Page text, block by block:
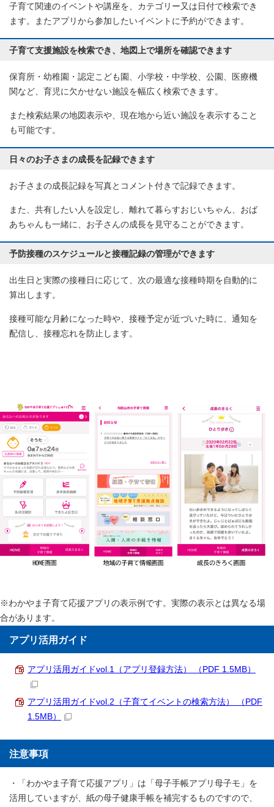
子育て関連のイベントや講座を、カテゴリー又は日付で検索でき
ます。またアプリから参加したいイベントに予約ができます。
子育て支援施設を検索でき、地図上で場所を確認できます
保育所・幼稚園・認定こども園、小学校・中学校、公園、医療機
関など、育児に欠かせない施設を幅広く検索できます。
また検索結果の地図表示や、現在地から近い施設を表示すること
も可能です。
日々のお子さまの成長を記録できます
お子さまの成長記録を写真とコメント付きで記録できます。
また、共有したい人を設定し、離れて暮らすおじいちゃん、おば
あちゃんも一緒に、お子さんの成長を見守ることができます。
予防接種のスケジュールと接種記録の管理ができます
出生日と実際の接種日に応じて、次の最適な接種時期を自動的に
算出します。
接種可能な月齢になった時や、接種予定が近づいた時に、通知を
配信し、接種忘れを防止します。
※わかやま子育て応援アプリの表示例です。実際の表示とは異なる場
合があります。
アプリ活用ガイド
アプリ活用ガイドvol.1（アプリ登録方法） （PDF 1.5MB）
アプリ活用ガイドvol.2（子育てイベントの検索方法） （PDF
1.5MB）
注意事項
・「わかやま子育て応援アプリ」は「母子手帳アプリ母子モ」を
活用していますが、紙の母子健康手帳を補完するものですので、